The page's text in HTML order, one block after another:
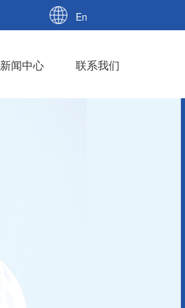
En
新闻中心 联系我们